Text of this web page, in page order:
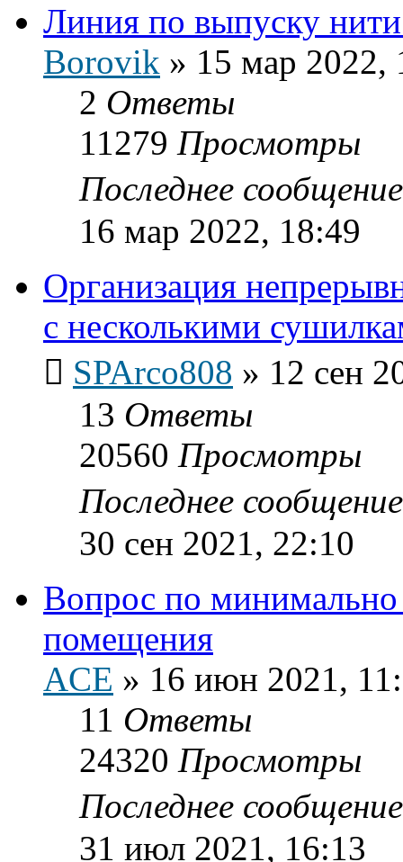
Линия по выпуску нити
Borovik » 15 мар 2022,
2 Ответы
11279 Просмотры
Последнее
16 мар 2022, 18:49
Организация
с несколькими
SPArco808 » 12 сен
13 Ответы
20560 Просмотры
Последнее
30 сен 2021, 22:10
Вопрос по
помещения
ACE » 16 июн 2021,
11 Ответы
24320 Просмотры
Последнее
31 июл 2021, 16:13